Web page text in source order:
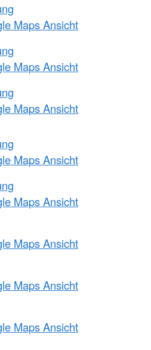
Maps Ansicht
Maps Ansicht
Maps Ansicht
Maps Ansicht
Maps Ansicht
Maps Ansicht
Maps Ansicht
Maps Ansicht